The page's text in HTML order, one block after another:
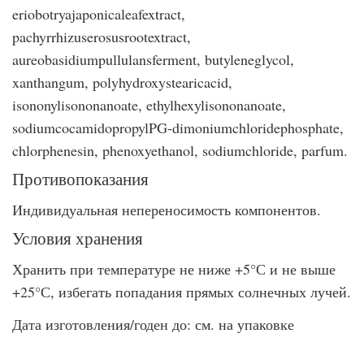
eriobotryajaponicaleafextract,
pachyrrhizuserosusrootextract,
aureobasidiumpullulansferment, butyleneglycol,
xanthangum, polyhydroxystearicacid,
isononylisononanoate, ethylhexylisononanoate,
sodiumcocamidopropylPG-dimoniumchloridephosphate,
chlorphenesin, phenoxyethanol, sodiumchloride, parfum.
Противопоказания
Индивидуальная непереносимость компонентов.
Условия хранения
Хранить при температуре не ниже +5°С и не выше
+25°С, избегать попадания прямых солнечных лучей.
Дата изготовления/годен до: см. на упаковке